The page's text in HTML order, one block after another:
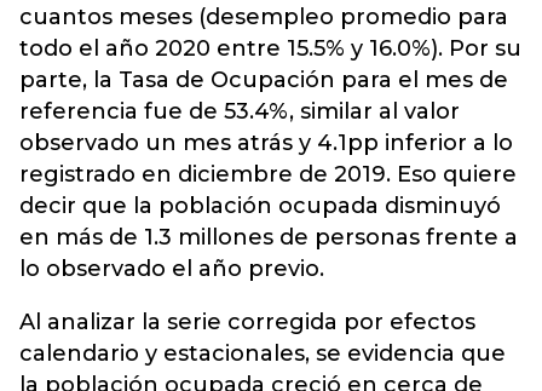
cuantos meses (desempleo promedio para
todo el año 2020 entre 15.5% y 16.0%). Por su
parte, la Tasa de Ocupación para el mes de
referencia fue de 53.4%, similar al valor
observado un mes atrás y 4.1pp inferior a lo
registrado en diciembre de 2019. Eso quiere
decir que la población ocupada disminuyó
en más de 1.3 millones de personas frente a
lo observado el año previo.
Al analizar la serie corregida por efectos
calendario y estacionales, se evidencia que
la población ocupada creció en cerca de